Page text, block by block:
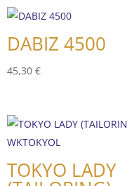
DABIZ 4500
45,30 €
TOKYO LADY